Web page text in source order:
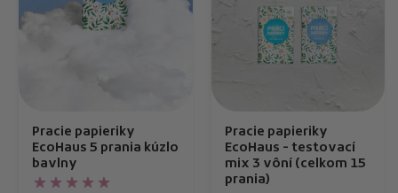
Pracie papieriky
EcoHaus 5 prania kúzlo
bavlny
Pracie papieriky
EcoHaus - testovací
mix 3 vôní (celkom 15
prania)